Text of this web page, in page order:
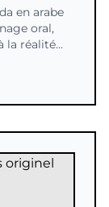
en arabe
oral,
la réalité